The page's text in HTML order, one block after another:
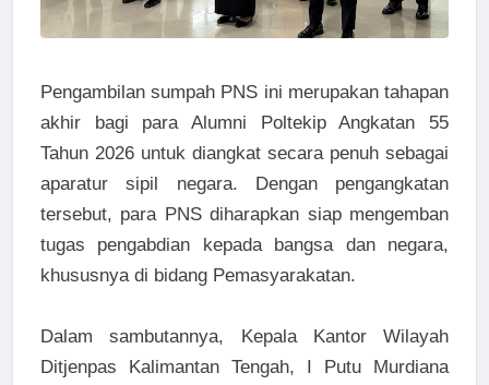
Pengambilan sumpah PNS ini merupakan tahapan
akhir bagi para Alumni Poltekip Angkatan 55
Tahun 2026 untuk diangkat secara penuh sebagai
aparatur sipil negara. Dengan pengangkatan
tersebut, para PNS diharapkan siap mengemban
tugas pengabdian kepada bangsa dan negara,
khususnya di bidang Pemasyarakatan.
Dalam sambutannya, Kepala Kantor Wilayah
Ditjenpas Kalimantan Tengah, I Putu Murdiana